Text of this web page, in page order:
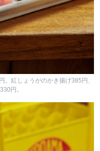
紅しょうがのかき揚げ385円、
円。